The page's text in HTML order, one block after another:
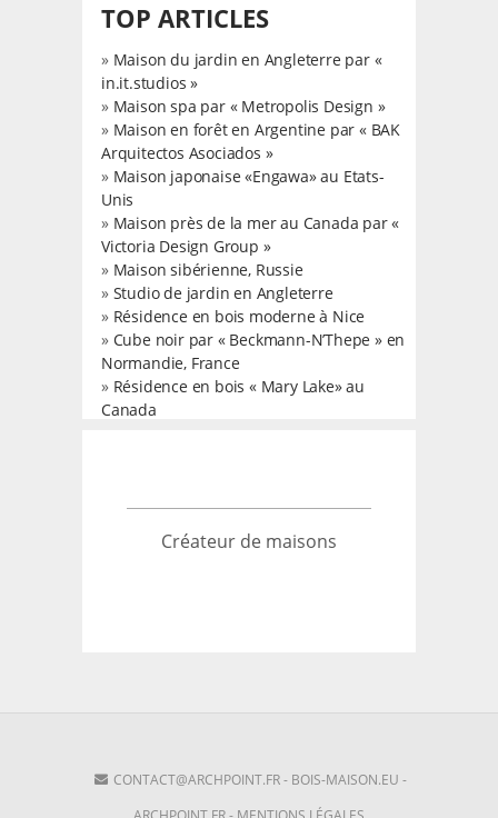
TOP ARTICLES
» Maison du jardin en Angleterre par «
in.it.studios »
» Maison spa par « Metropolis Design »
» Maison en forêt en Argentine par « BAK
Arquitectos Asociados »
» Maison japonaise «Engawa» au Etats-
Unis
» Maison près de la mer au Canada par «
Victoria Design Group »
» Maison sibérienne, Russie
» Studio de jardin en Angleterre
» Résidence en bois moderne à Nice
» Cube noir par « Beckmann-N’Thepe » en
Normandie, France
» Résidence en bois « Mary Lake» au
Canada
Créateur de maisons
CONTACT@ARCHPOINT.FR- BOIS-MAISON.EU -